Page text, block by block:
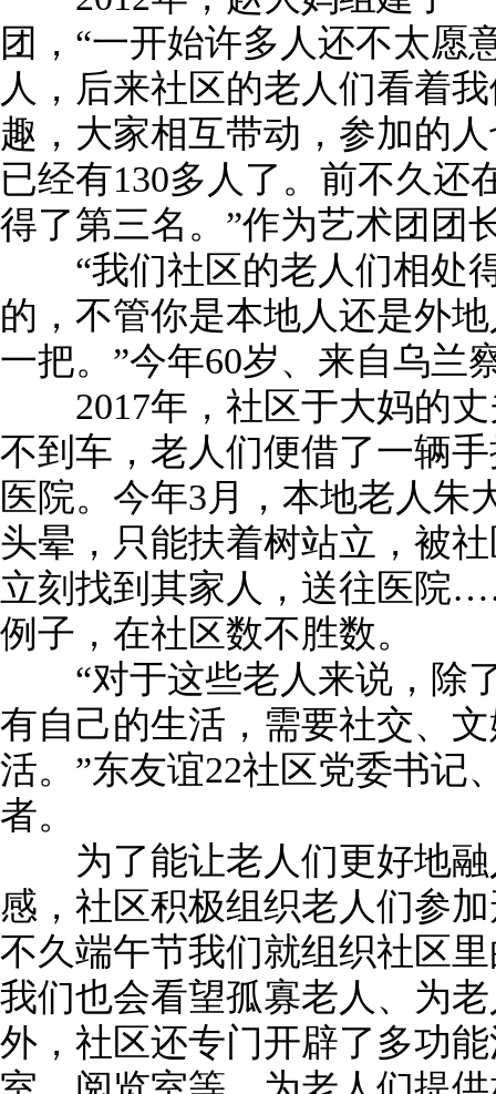
团，“一开始许多人还不太愿
人，后来社区的老人们看着
趣，大家相互带动，参加的
已经有130多人了。前不久还
得了第三名。”作为艺术团团
“我们社区的老人们相处
的，不管你是本地人还是外
一把。”今年60岁、来自乌兰
2017年，社区于大妈的丈
不到车，老人们便借了一辆
医院。今年3月，本地老人朱
头晕，只能扶着树站立，被
立刻找到其家人，送往医院
例子，在社区数不胜数。
“对于这些老人来说，除
有自己的生活，需要社交、
活。”东友谊22社区党委书记
者。
为了能让老人们更好地融
感，社区积极组织老人们参
不久端午节我们就组织社区
我们也会看望孤寡老人、为
外，社区还专门开辟了多功